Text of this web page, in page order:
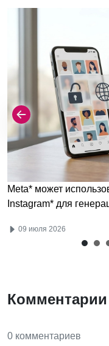
Meta* может
Instagram* для
09 июля 2026
Комментарии
0 комментариев